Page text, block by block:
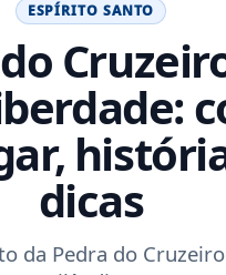
ESPÍRITO SANTO
dicas
da Pedra do